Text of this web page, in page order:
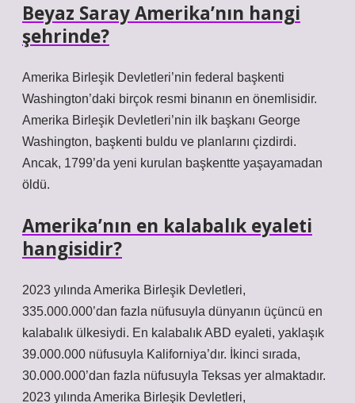
Beyaz Saray Amerika’nın hangi
şehrinde?
Amerika Birleşik Devletleri’nin federal başkenti
Washington’daki birçok resmi binanın en önemlisidir.
Amerika Birleşik Devletleri’nin ilk başkanı George
Washington, başkenti buldu ve planlarını çizdirdi.
Ancak, 1799’da yeni kurulan başkentte yaşayamadan
öldü.
Amerika’nın en kalabalık eyaleti
hangisidir?
2023 yılında Amerika Birleşik Devletleri,
335.000.000’dan fazla nüfusuyla dünyanın üçüncü en
kalabalık ülkesiydi. En kalabalık ABD eyaleti, yaklaşık
39.000.000 nüfusuyla Kaliforniya’dır. İkinci sırada,
30.000.000’dan fazla nüfusuyla Teksas yer almaktadır.
2023 yılında Amerika Birleşik Devletleri,